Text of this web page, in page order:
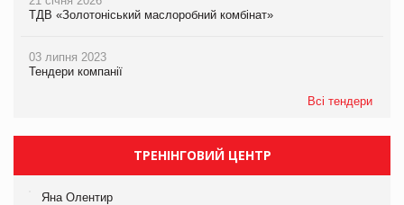
ТДВ «Золотоніський маслоробний комбінат»
03 липня 2023
Тендери компанії
Всі тендери
ТРЕНІНГОВИЙ ЦЕНТР
Яна Олентир